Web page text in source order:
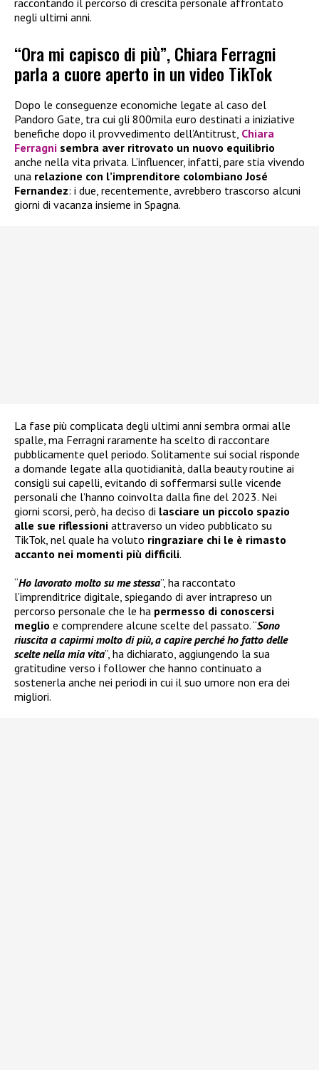
raccontando il percorso di crescita personale affrontato
negli ultimi anni.
“Ora mi capisco di più”, Chiara Ferragni
parla a cuore aperto in un video TikTok
Dopo le conseguenze economiche legate al caso del
Pandoro Gate, tra cui gli 800mila euro destinati a iniziative
benefiche dopo il provvedimento dell’Antitrust, Chiara
Ferragni sembra aver ritrovato un nuovo equilibrio
anche nella vita privata. L’influencer, infatti, pare stia vivendo
una relazione con l’imprenditore colombiano José
Fernandez: i due, recentemente, avrebbero trascorso alcuni
giorni di vacanza insieme in Spagna.
La fase più complicata degli ultimi anni sembra ormai alle
spalle, ma Ferragni raramente ha scelto di raccontare
pubblicamente quel periodo. Solitamente sui social risponde
a domande legate alla quotidianità, dalla beauty routine ai
consigli sui capelli, evitando di soffermarsi sulle vicende
personali che l’hanno coinvolta dalla fine del 2023. Nei
giorni scorsi, però, ha deciso di lasciare un piccolo spazio
alle sue riflessioni attraverso un video pubblicato su
TikTok, nel quale ha voluto ringraziare chi le è rimasto
accanto nei momenti più difficili.
“Ho lavorato molto su me stessa”, ha raccontato
l’imprenditrice digitale, spiegando di aver intrapreso un
percorso personale che le ha permesso di conoscersi
meglio e comprendere alcune scelte del passato. “Sono
riuscita a capirmi molto di più, a capire perché ho fatto delle
scelte nella mia vita”, ha dichiarato, aggiungendo la sua
gratitudine verso i follower che hanno continuato a
sostenerla anche nei periodi in cui il suo umore non era dei
migliori.